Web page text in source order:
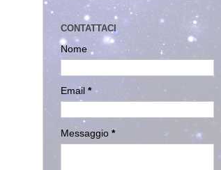
CONTATTACI
Nome
Email *
Messaggio *